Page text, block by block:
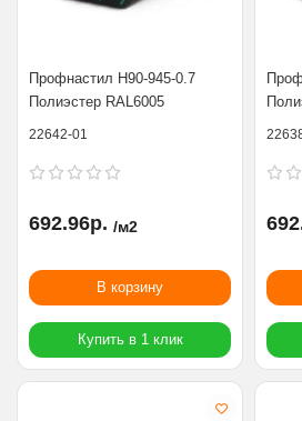
Профнастил Н90-945-0.7
Полиэстер RAL6005
22642-01
692.96р. /м2
В корзину
Купить в 1 клик